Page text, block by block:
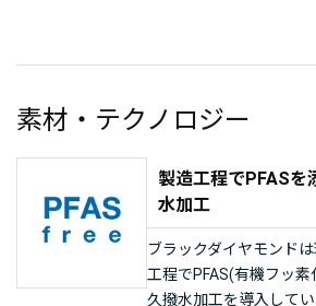
素材・テクノロジー
製造工程でPFASを
水加工
ブラックダイヤモンド
工程でPFAS(有機フッ
久撥水加工を導入してい